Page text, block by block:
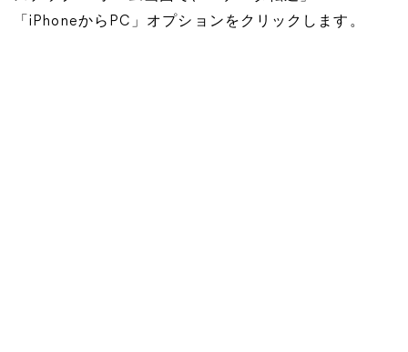
「iPhoneからPC」オプションをクリックします。